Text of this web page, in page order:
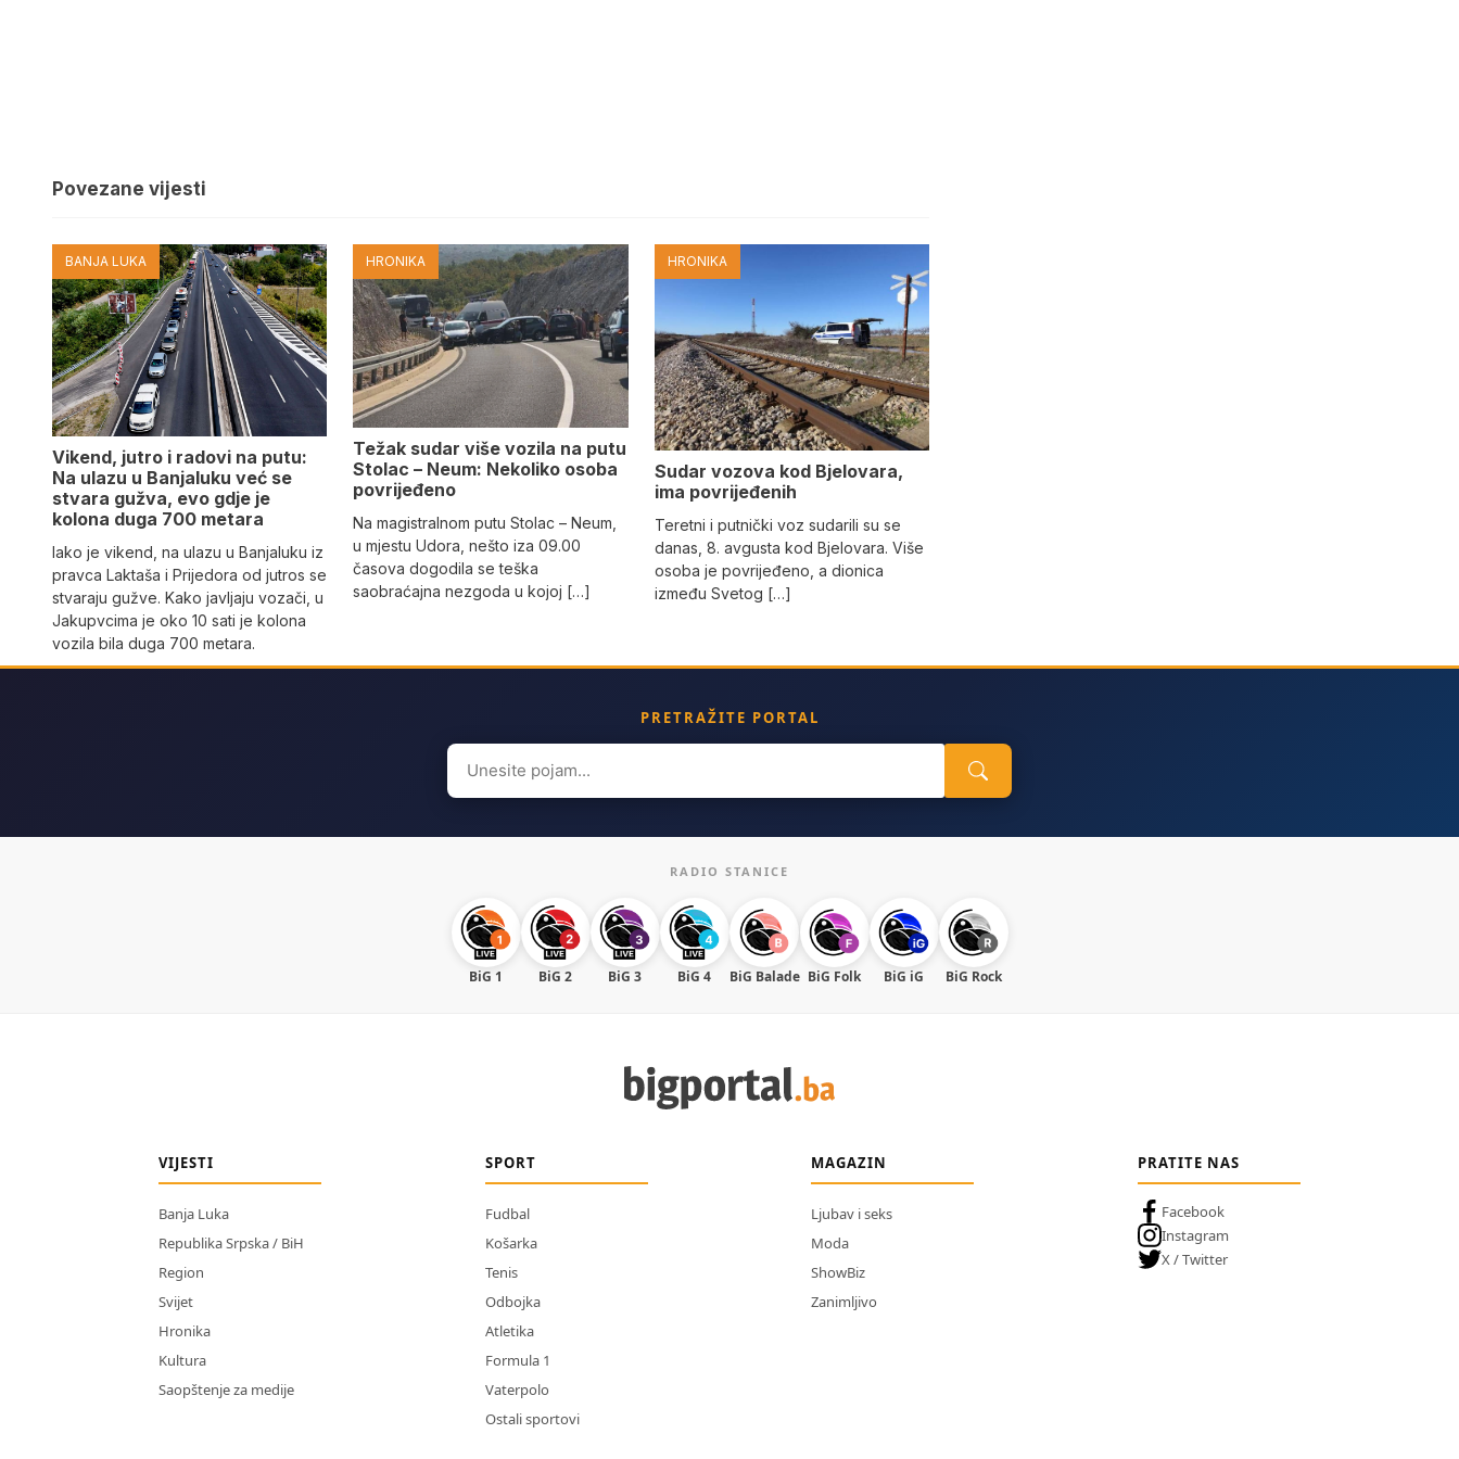
Povezane vijesti
BANJA LUKA
Vikend, jutro i radovi na putu:
Na ulazu u Banjaluku već se
stvara gužva, evo gdje je
kolona duga 700 metara
Iako je vikend, na ulazu u Banjaluku iz
pravca Laktaša i Prijedora od jutros se
stvaraju gužve. Kako javljaju vozači, u
Jakupvcima je oko 10 sati je kolona
vozila bila duga 700 metara.
HRONIKA
Težak sudar više vozila na putu
Stolac – Neum: Nekoliko osoba
povrijeđeno
Na magistralnom putu Stolac – Neum,
u mjestu Udora, nešto iza 09.00
časova dogodila se teška
saobraćajna nezgoda u kojoj […]
HRONIKA
Sudar vozova kod Bjelovara,
ima povrijeđenih
Teretni i putnički voz sudarili su se
danas, 8. avgusta kod Bjelovara. Više
osoba je povrijeđeno, a dionica
između Svetog […]
PRETRAŽITE PORTAL
Search
for:
RADIO STANICE
BiG 1 BiG 2 BiG 3 BiG 4 BiG Balade BiG Folk BiG iG BiG Rock
VIJESTI
Banja Luka
Republika Srpska / BiH
Region
Svijet
Hronika
Kultura
Saopštenje za medije
SPORT
Fudbal
Košarka
Tenis
Odbojka
Atletika
Formula 1
Vaterpolo
Ostali sportovi
MAGAZIN
Ljubav i seks
Moda
ShowBiz
Zanimljivo
PRATITE NAS
Facebook
Instagram
X / Twitter